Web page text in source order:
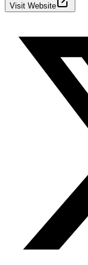
Visit Website